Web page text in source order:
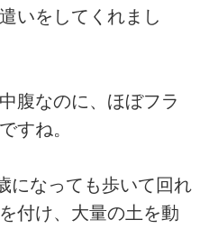
いをしてくれまし
腹なのに、ほぼフラ
すね。
なっても歩いて回れ
付け、大量の土を動